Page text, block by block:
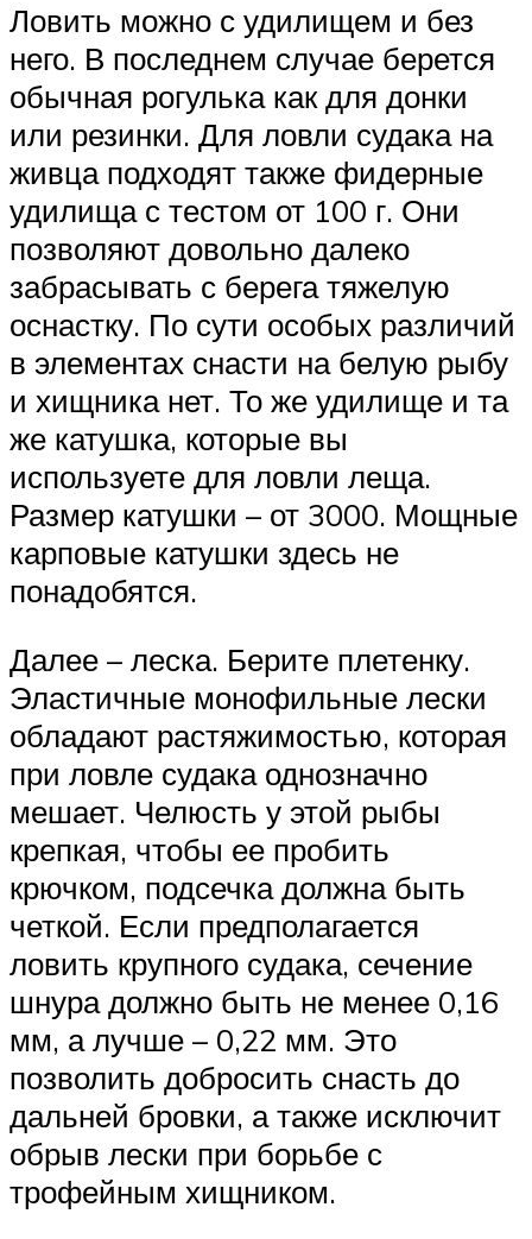
Ловить можно с удилищем и без
него. В последнем случае берется
обычная рогулька как для донки
или резинки. Для ловли судака на
живца подходят также фидерные
удилища с тестом от 100 г. Они
позволяют довольно далеко
забрасывать с берега тяжелую
оснастку. По сути особых различий
в элементах снасти на белую рыбу
и хищника нет. То же удилище и та
же катушка, которые вы
используете для ловли леща.
Размер катушки – от 3000. Мощные
карповые катушки здесь не
понадобятся.
Далее – леска. Берите плетенку.
Эластичные монофильные лески
обладают растяжимостью, которая
при ловле судака однозначно
мешает. Челюсть у этой рыбы
крепкая, чтобы ее пробить
крючком, подсечка должна быть
четкой. Если предполагается
ловить крупного судака, сечение
шнура должно быть не менее 0,16
мм, а лучше – 0,22 мм. Это
позволить добросить снасть до
дальней бровки, а также исключит
обрыв лески при борьбе с
трофейным хищником.